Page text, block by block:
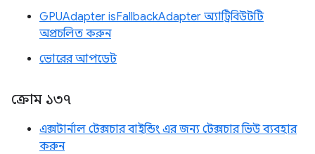
GPUAdapter isFallbackAdapter অ্যাট্রিবিউটটি
অপ্রচলিত করুন
ভোরের আপডেট
ক্রোম ১৩৭
এক্সটার্নাল টেক্সচার বাইন্ডিং এর জন্য টেক্সচার ভিউ ব্যবহার
করুন